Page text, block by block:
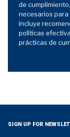
de
necesarios
incluye
políticas
prácticas de
SIGN UP FOR